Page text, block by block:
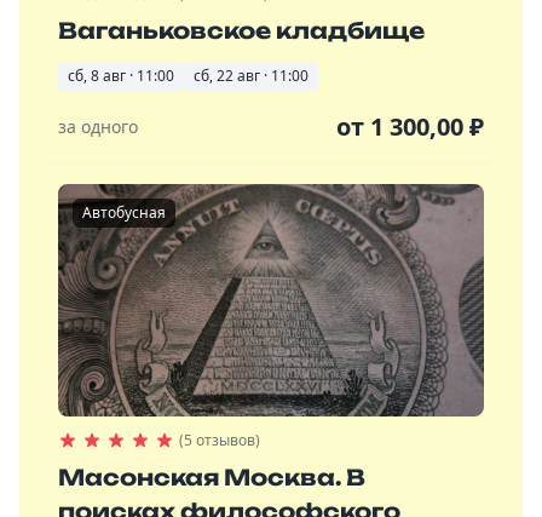
Ваганьковское кладбище
сб, 8 авг · 11:00 сб, 22 авг · 11:00
за одного от 1 300,00₽
Автобусная
(5 отзывов)
Масонская Москва. В
поисках философского